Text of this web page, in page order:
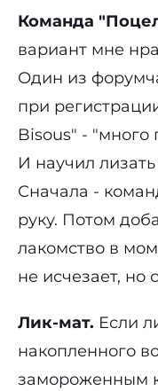
Команда
вариант мне
Один из
при
Bisous" - "много
И научил
Сначала -
руку. Потом
лакомство в
не исчезает, но
Лик-мат. Если
накопленного
замороженным